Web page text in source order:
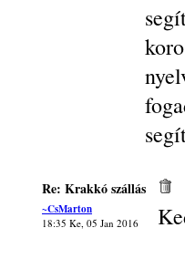
Re: Krakkó szállás
~CsMarton
18:35 Ke, 05 Jan 2016